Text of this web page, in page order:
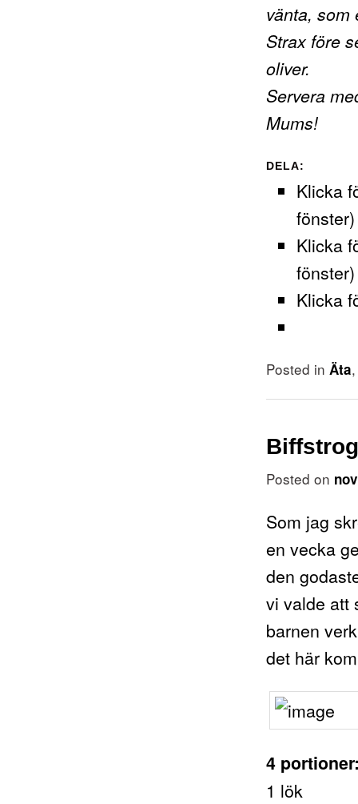
vänta, som
Strax före
oliver.
Servera
Mums!
DELA:
Klicka
fönster)
Klicka
fönster)
Klicka
Posted in Äta
Posted on
Som jag
en vecka
den
vi valde att
barnen
det här
4
1 lök